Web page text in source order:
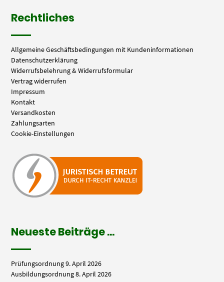
Rechtliches
Allgemeine Geschäftsbedingungen mit Kundeninformationen
Datenschutzerklärung
Widerrufsbelehrung & Widerrufsformular
Vertrag widerrufen
Impressum
Kontakt
Versandkosten
Zahlungsarten
Cookie-Einstellungen
Neueste Beiträge …
Prüfungsordnung9. April 2026
Ausbildungsordnung8. April 2026